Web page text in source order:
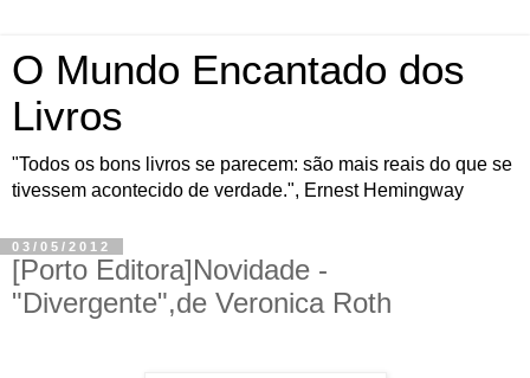
O Mundo Encantado dos
Livros
"Todos os bons livros se parecem: são mais reais do que se
tivessem acontecido de verdade.", Ernest Hemingway
03/05/2012
[Porto Editora]Novidade -
"Divergente",de Veronica Roth